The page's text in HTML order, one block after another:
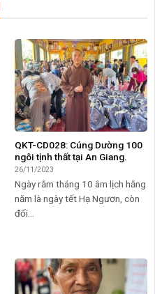
QKT-CD028: Cúng Dường 100
ngôi tịnh thất tại An Giang.
26/11/2023
Ngày rằm tháng 10 âm lịch hằng
năm là ngày tết Hạ Ngươn, còn
đối...